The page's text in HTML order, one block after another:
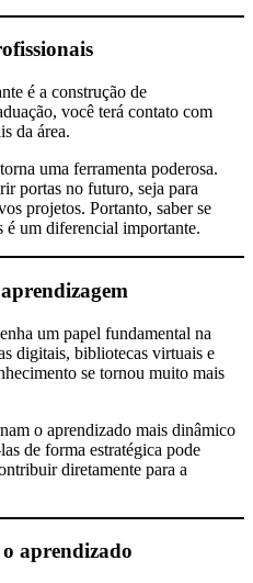
é a construção de
você terá contato com
da área.
uma ferramenta poderosa.
portas no futuro, seja para
projetos. Portanto, saber se
é um diferencial importante.
um papel fundamental na
digitais, bibliotecas virtuais e
se tornou muito mais
o aprendizado mais dinâmico
de forma estratégica pode
diretamente para a
aprendizado